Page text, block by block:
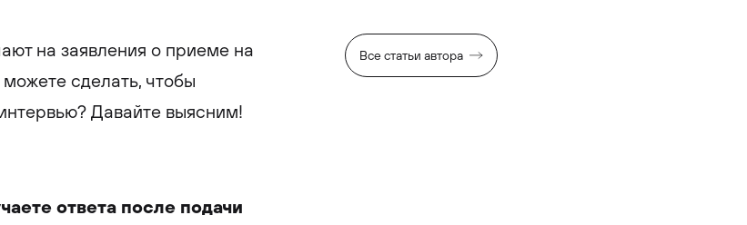
на заявления о приеме на
сделать, чтобы
Давайте выясним!
ответа после подачи
Все статьи автора